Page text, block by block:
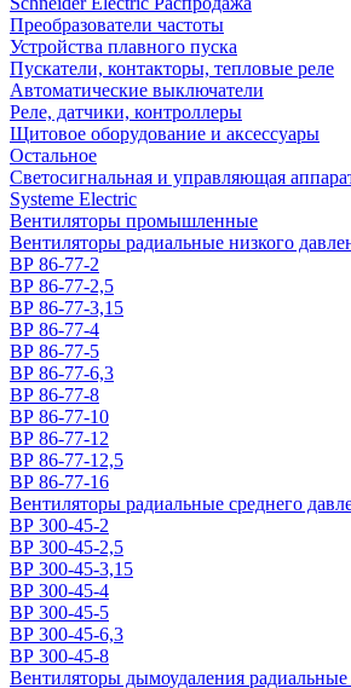
Преобразователи частоты
Устройства плавного пуска
Пускатели, контакторы, тепловые реле
Автоматические выключатели
Реле, датчики, контроллеры
Щитовое оборудование и аксессуары
Остальное
Светосигнальная и управляющая
Systeme Electric
Вентиляторы промышленные
Вентиляторы радиальные низкого
ВР 86-77-2
ВР 86-77-2,5
ВР 86-77-3,15
ВР 86-77-4
ВР 86-77-5
ВР 86-77-6,3
ВР 86-77-8
ВР 86-77-10
ВР 86-77-12
ВР 86-77-12,5
ВР 86-77-16
Вентиляторы радиальные среднего
ВР 300-45-2
ВР 300-45-2,5
ВР 300-45-3,15
ВР 300-45-4
ВР 300-45-5
ВР 300-45-6,3
ВР 300-45-8
Вентиляторы дымоудаления радиальные